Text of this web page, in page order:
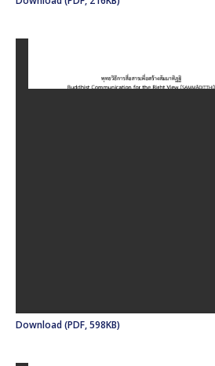
Download (PDF, 598KB)